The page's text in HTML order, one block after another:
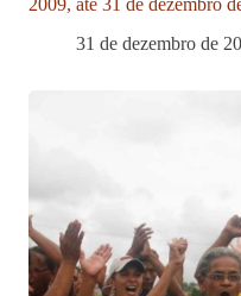
2009, até 31 de dezembro
31 de dezembro de